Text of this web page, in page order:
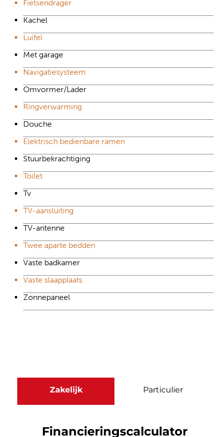
Fietsendrager
Kachel
Luifel
Met garage
Navigatiesysteem
Omvormer/Lader
Ringverwarming
Douche
Elektrisch bedienbare ramen
Stuurbekrachtiging
Toilet
Tv
TV-aansluiting
TV-antenne
Twee aparte bedden
Vaste badkamer
Vaste slaapplaats
Zonnepaneel